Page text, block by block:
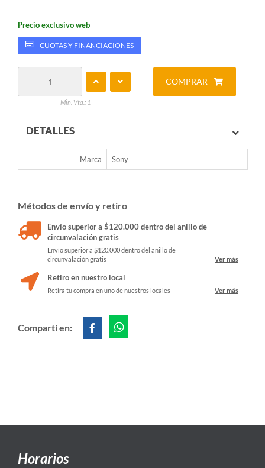
Precio exclusivo web
CUOTAS Y FINANCIACIONES
Min. Vta.: 1
COMPRAR
DETALLES
Marca Sony
Métodos de envío y retiro
Envío superior a $120.000 dentro del anillo de
circunvalación gratis
Envío superior a $120.000 dentro del anillo de
circunvalación gratis
Ver más
Retiro en nuestro local
Retira tu compra en uno de nuestros locales Ver más
Compartí en:
Horarios